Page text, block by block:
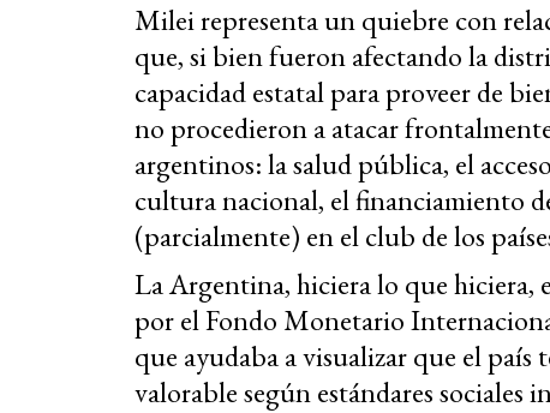
Milei representa un quiebre con
que, si bien fueron afectando la
capacidad estatal para proveer de
no procedieron a atacar
argentinos: la salud pública, el
cultura nacional, el financiamiento
(parcialmente) en el club de los
La Argentina, hiciera lo que hiciera,
por el Fondo Monetario
que ayudaba a visualizar que el
valorable según estándares sociales